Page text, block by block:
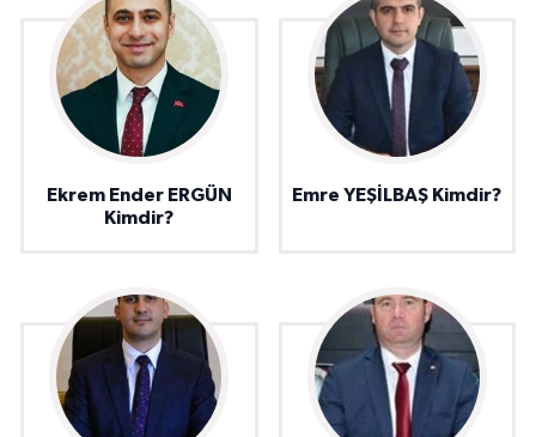
Ekrem Ender ERGÜN
Kimdir?
Emre YEŞİLBAŞ Kimdir?